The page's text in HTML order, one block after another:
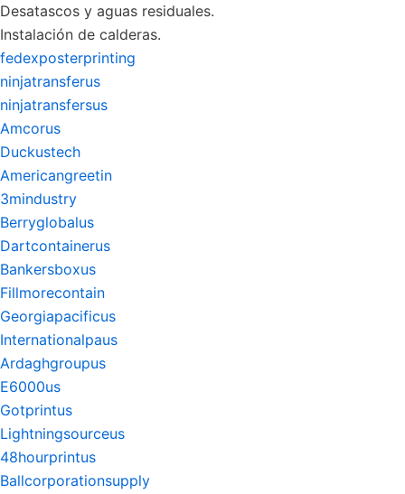
Desatascos y aguas residuales.
Instalación de calderas.
fedexposterprinting
ninjatransferus
ninjatransfersus
Amcorus
Duckustech
Americangreetin
3mindustry
Berryglobalus
Dartcontainerus
Bankersboxus
Fillmorecontain
Georgiapacificus
Internationalpaus
Ardaghgroupus
E6000us
Gotprintus
Lightningsourceus
48hourprintus
Ballcorporationsupply